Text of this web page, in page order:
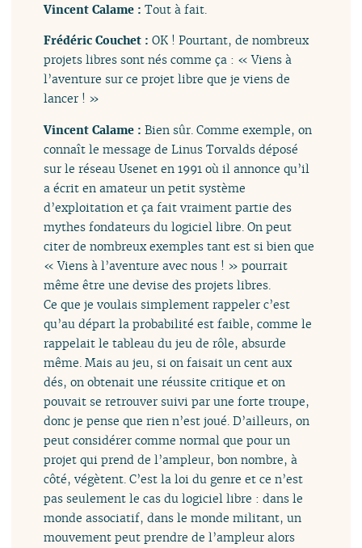
Vincent Calame :Tout à fait.
Frédéric Couchet :OK ! Pourtant, de nombreux
projets libres sont nés comme ça : « Viens à
l’aventure sur ce projet libre que je viens de
lancer ! »
Vincent Calame :Bien sûr. Comme exemple, on
connaît le message de Linus Torvalds déposé
sur le réseau Usenet en 1991 où il annonce qu’il
a écrit en amateur un petit système
d’exploitation et ça fait vraiment partie des
mythes fondateurs du logiciel libre. On peut
citer de nombreux exemples tant est si bien que
« Viens à l’aventure avec nous ! » pourrait
même être une devise des projets libres.
Ce que je voulais simplement rappeler c’est
qu’au départ la probabilité est faible, comme le
rappelait le tableau du jeu de rôle, absurde
même. Mais au jeu, si on faisait un cent aux
dés, on obtenait une réussite critique et on
pouvait se retrouver suivi par une forte troupe,
donc je pense que rien n’est joué. D’ailleurs, on
peut considérer comme normal que pour un
projet qui prend de l’ampleur, bon nombre, à
côté, végètent. C’est la loi du genre et ce n’est
pas seulement le cas du logiciel libre : dans le
monde associatif, dans le monde militant, un
mouvement peut prendre de l’ampleur alors